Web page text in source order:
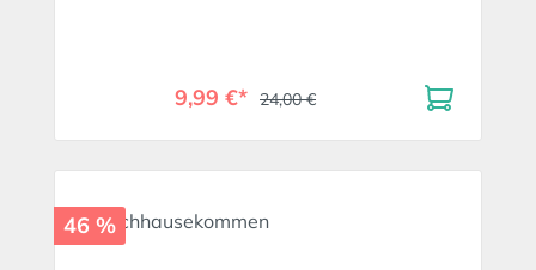
9,99 €* 24,00 €
46 %